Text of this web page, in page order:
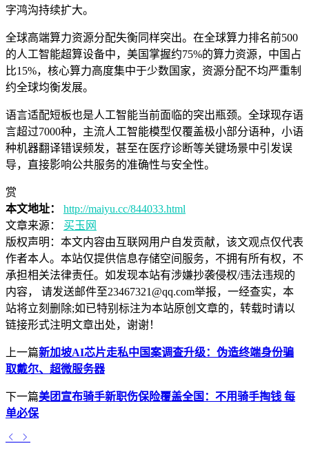
字鸿沟持续扩大。
全球高端算力资源分配失衡同样突出。在全球算力排名前500
的人工智能超算设备中，美国掌握约75%的算力资源，中国占
比15%，核心算力高度集中于少数国家，资源分配不均严重制
约全球均衡发展。
语言适配短板也是人工智能当前面临的突出瓶颈。全球现存语
言超过7000种，主流人工智能模型仅覆盖极小部分语种，小语
种机器翻译错误频发，甚至在医疗诊断等关键场景中引发误
导，直接影响公共服务的准确性与安全性。
赏
本文地址：
http://maiyu.cc/844033.html
文章来源：
买玉网
版权声明： 本文内容由互联网用户自发贡献，该文观点仅代表
作者本人。本站仅提供信息存储空间服务，不拥有所有权，不
承担相关法律责任。如发现本站有涉嫌抄袭侵权/违法违规的
内容， 请发送邮件至23467321@qq.com举报，一经查实，本
站将立刻删除;如已特别标注为本站原创文章的，转载时请以
链接形式注明文章出处，谢谢！
上一篇新加坡AI芯片走私中国案调查升级：伪造终端身份骗
取戴尔、超微服务器
下一篇美团宣布骑手新职伤保险覆盖全国：不用骑手掏钱 每
单必保